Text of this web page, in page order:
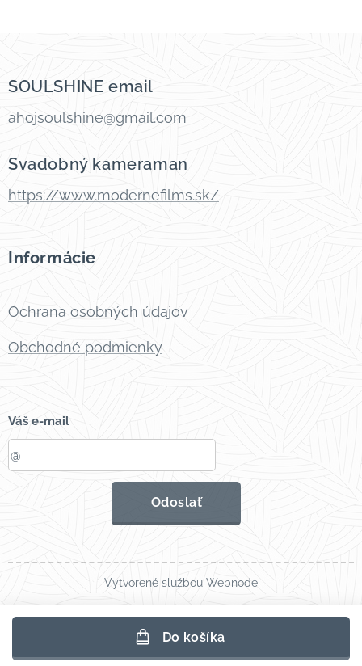
Do košíka
SOULSHINE email
ahojsoulshine@gmail.com
Svadobný kameraman
https://www.modernefilms.sk/
Informácie
Ochrana osobných údajov
Obchodné podmienky
Váš e-mail
Odoslať
Vytvorené službou Webnode